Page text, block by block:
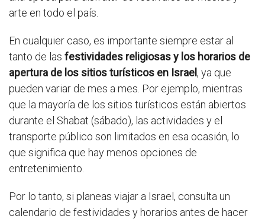
arte en todo el país.
En cualquier caso, es importante siempre estar al
tanto de las festividades religiosas y los horarios de
apertura de los sitios turísticos en Israel, ya que
pueden variar de mes a mes. Por ejemplo, mientras
que la mayoría de los sitios turísticos están abiertos
durante el Shabat (sábado), las actividades y el
transporte público son limitados en esa ocasión, lo
que significa que hay menos opciones de
entretenimiento.
Por lo tanto, si planeas viajar a Israel, consulta un
calendario de festividades y horarios antes de hacer